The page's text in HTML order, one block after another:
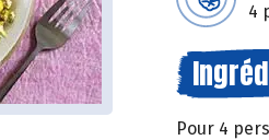
4
Pour 4